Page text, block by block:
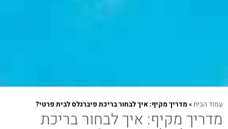
עמוד הבית»מדריך מקיף: איך לבחור בריכת פיברגלס לבית פרטי?
מדריך מקיף: איך לבחור בריכת